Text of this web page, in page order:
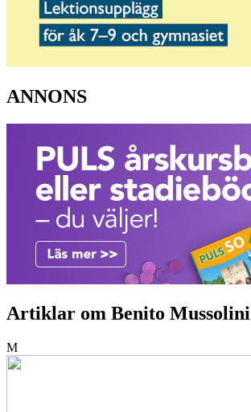
ANNONS
Artiklar om Benito Mussolini
M